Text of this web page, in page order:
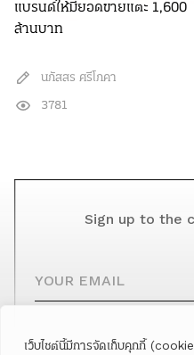
เว็บไซต์นี้มีการจัดเก็บคุกกี้
แบรนด์ให้มียอดขายแตะ 1,600
ล้านบาท
นภัสสร ศรีโภคา
3781
Sign up to the